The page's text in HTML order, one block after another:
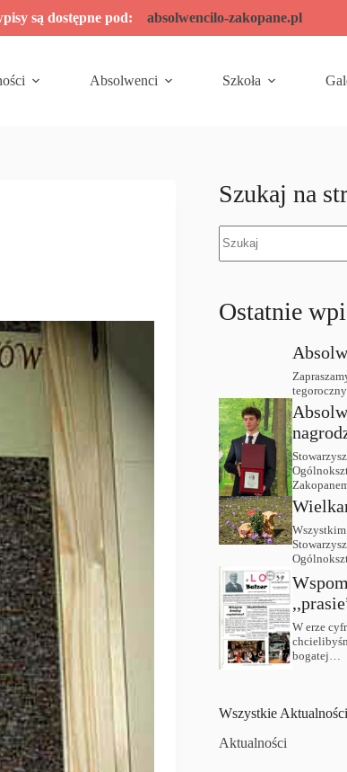
są dostępne pod: absolwencilo-zakopane.pl
Absolwenci Szkoła
Szukaj na
wyników
Ostatnie
W erze
bogatej…
Wszystkie Aktualności
Aktualności